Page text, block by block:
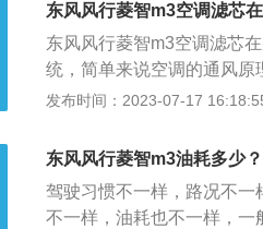
东风风行菱智m3空调滤芯
东风风行菱智m3空调滤芯
统，简单来说空调的通风
发箱、以及空调滤芯或滤网
峰值扭矩为138牛米；1.6L
大功率83马力，峰值扭矩为
发布时间：2023-07-17
东风风行菱智m3油耗多少？
驾驶习惯不一样，路况不
不一样，油耗也不一样，一